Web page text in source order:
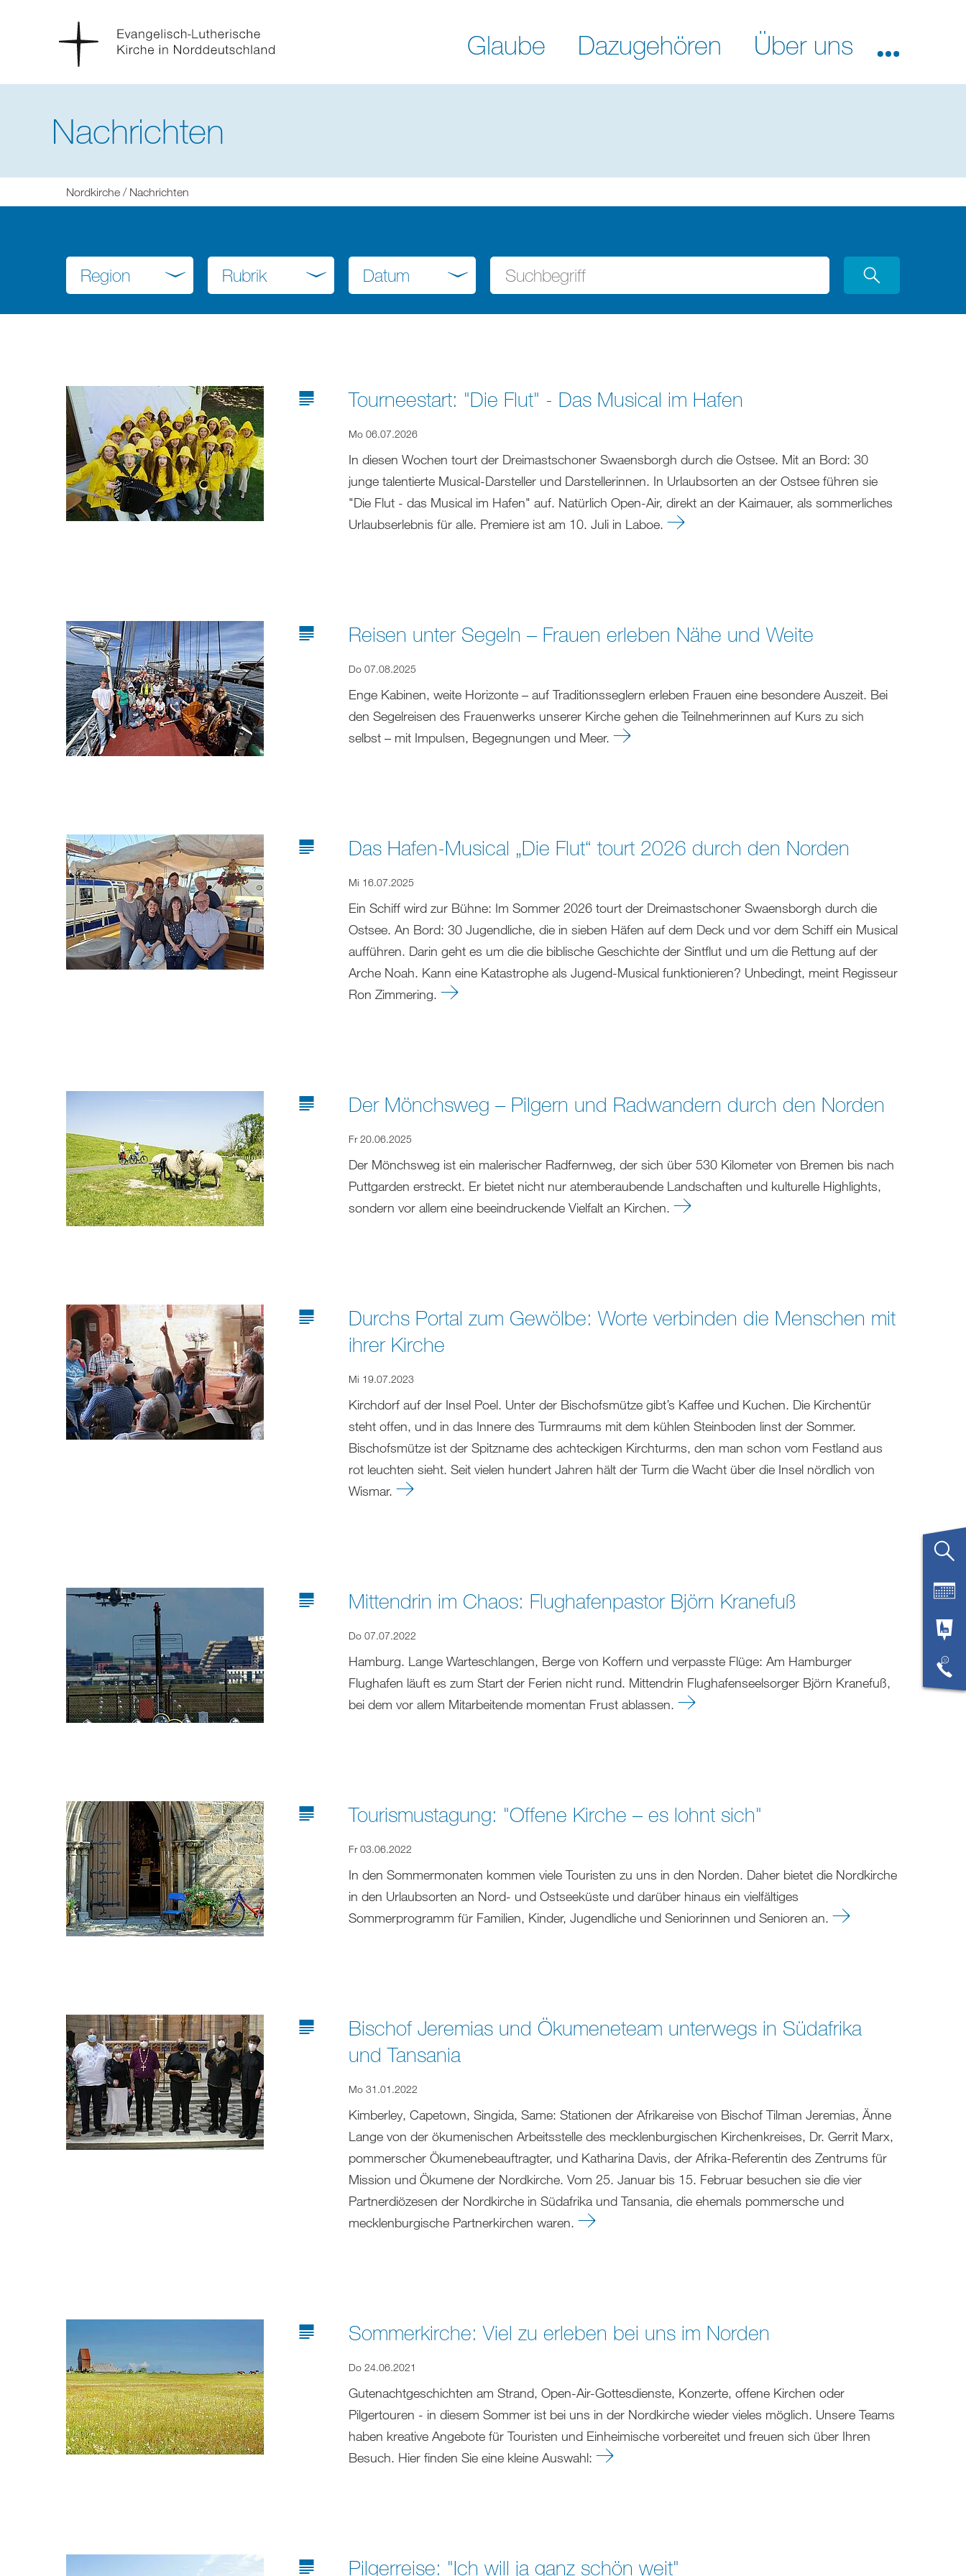
Glaube Dazugehören Über uns
Nachrichten
befinden
Nordkirche Nachrichten
Region Rubrik Datum
Tourneestart: "Die Flut" - Das Musical im Hafen
Mo 06.07.2026
In diesen Wochen tourt der Dreimastschoner Swaensborgh durch die Ostsee. Mit an Bord: 30
junge talentierte Musical-Darsteller und Darstellerinnen. In Urlaubsorten an der Ostsee führen sie
"Die Flut - das Musical im Hafen" auf. Natürlich Open-Air, direkt an der Kaimauer, als sommerliches
Urlaubserlebnis für alle. Premiere ist am 10. Juli in Laboe.
Reisen unter Segeln – Frauen erleben Nähe und Weite
Do 07.08.2025
Enge Kabinen, weite Horizonte – auf Traditionsseglern erleben Frauen eine besondere Auszeit. Bei
den Segelreisen des Frauenwerks unserer Kirche gehen die Teilnehmerinnen auf Kurs zu sich
selbst – mit Impulsen, Begegnungen und Meer.
Das Hafen-Musical „Die Flut“ tourt 2026 durch den Norden
Mi 16.07.2025
Ein Schiff wird zur Bühne: Im Sommer 2026 tourt der Dreimastschoner Swaensborgh durch die
Ostsee. An Bord: 30 Jugendliche, die in sieben Häfen auf dem Deck und vor dem Schiff ein Musical
aufführen. Darin geht es um die die biblische Geschichte der Sintflut und um die Rettung auf der
Arche Noah. Kann eine Katastrophe als Jugend-Musical funktionieren? Unbedingt, meint Regisseur
Ron Zimmering.
Der Mönchsweg – Pilgern und Radwandern durch den Norden
Fr 20.06.2025
Der Mönchsweg ist ein malerischer Radfernweg, der sich über 530 Kilometer von Bremen bis nach
Puttgarden erstreckt. Er bietet nicht nur atemberaubende Landschaften und kulturelle Highlights,
sondern vor allem eine beeindruckende Vielfalt an Kirchen.
Durchs Portal zum Gewölbe: Worte verbinden die Menschen mit
ihrer Kirche
Mi 19.07.2023
Kirchdorf auf der Insel Poel. Unter der Bischofsmütze gibt’s Kaffee und Kuchen. Die Kirchentür
steht offen, und in das Innere des Turmraums mit dem kühlen Steinboden linst der Sommer.
Bischofsmütze ist der Spitzname des achteckigen Kirchturms, den man schon vom Festland aus
rot leuchten sieht. Seit vielen hundert Jahren hält der Turm die Wacht über die Insel nördlich von
Wismar.
Mittendrin im Chaos: Flughafenpastor Björn Kranefuß
Do 07.07.2022
Hamburg. Lange Warteschlangen, Berge von Koffern und verpasste Flüge: Am Hamburger
Flughafen läuft es zum Start der Ferien nicht rund. Mittendrin Flughafenseelsorger Björn Kranefuß,
bei dem vor allem Mitarbeitende momentan Frust ablassen.
Tourismustagung: "Offene Kirche – es lohnt sich"
Fr 03.06.2022
In den Sommermonaten kommen viele Touristen zu uns in den Norden. Daher bietet die Nordkirche
in den Urlaubsorten an Nord- und Ostseeküste und darüber hinaus ein vielfältiges
Sommerprogramm für Familien, Kinder, Jugendliche und Seniorinnen und Senioren an.
Bischof Jeremias und Ökumeneteam unterwegs in Südafrika
und Tansania
Mo 31.01.2022
Kimberley, Capetown, Singida, Same: Stationen der Afrikareise von Bischof Tilman Jeremias, Änne
Lange von der ökumenischen Arbeitsstelle des mecklenburgischen Kirchenkreises, Dr. Gerrit Marx,
pommerscher Ökumenebeauftragter, und Katharina Davis, der Afrika-Referentin des Zentrums für
Mission und Ökumene der Nordkirche. Vom 25. Januar bis 15. Februar besuchen sie die vier
Partnerdiözesen der Nordkirche in Südafrika und Tansania, die ehemals pommersche und
mecklenburgische Partnerkirchen waren.
Sommerkirche: Viel zu erleben bei uns im Norden
Do 24.06.2021
Gutenachtgeschichten am Strand, Open-Air-Gottesdienste, Konzerte, offene Kirchen oder
Pilgertouren - in diesem Sommer ist bei uns in der Nordkirche wieder vieles möglich. Unsere Teams
haben kreative Angebote für Touristen und Einheimische vorbereitet und freuen sich über Ihren
Besuch. Hier finden Sie eine kleine Auswahl:
Pilgerreise: "Ich will ja ganz schön weit"